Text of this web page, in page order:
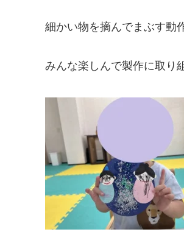
細かい物を摘んでまぶす動
みんな楽しんで製作に取り